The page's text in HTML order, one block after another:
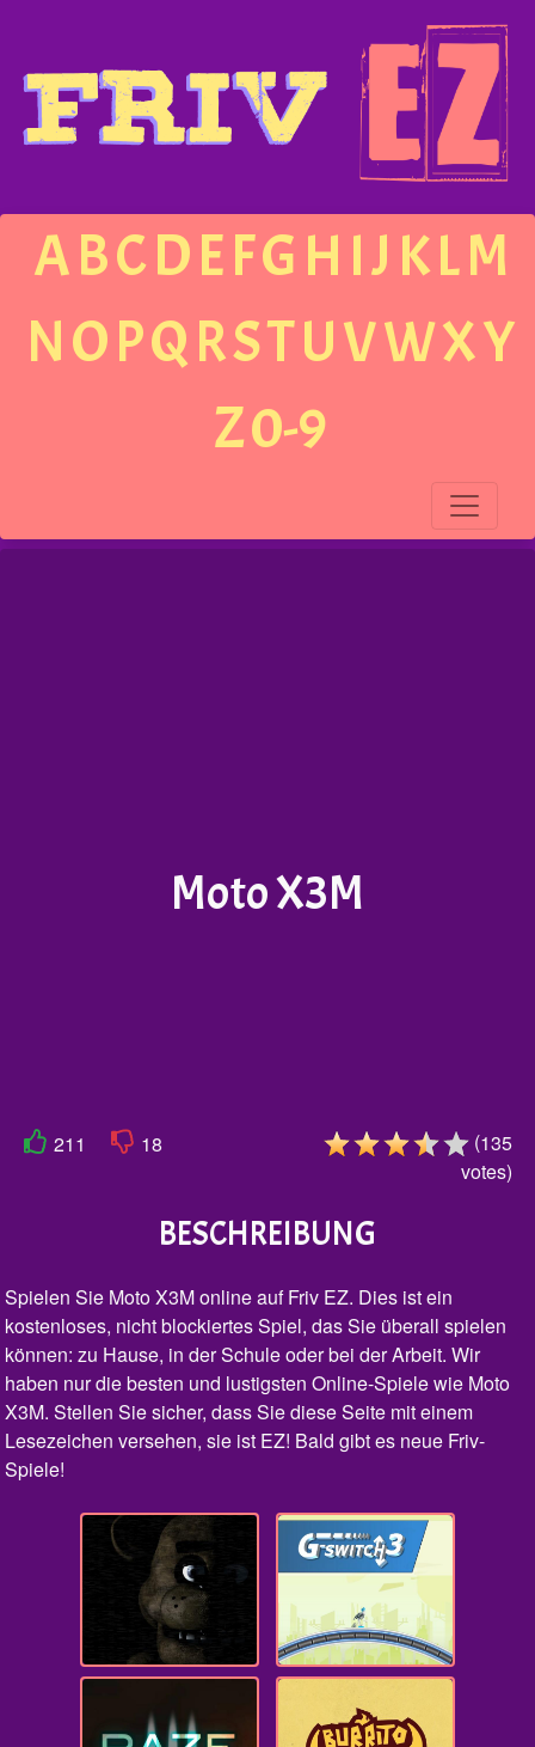
ABCDEFGH IJ KLM
NOPQRSTUVWXY
Z0-9
Moto X3M
211 18 (135
votes)
BESCHREIBUNG
Spielen Sie Moto X3M online auf Friv EZ. Dies ist ein
kostenloses, nicht blockiertes Spiel, das Sie überall spielen
können: zu Hause, in der Schule oder bei der Arbeit. Wir
haben nur die besten und lustigsten Online-Spiele wie Moto
X3M. Stellen Sie sicher, dass Sie diese Seite mit einem
Lesezeichen versehen, sie ist EZ! Bald gibt es neue Friv-
Spiele!